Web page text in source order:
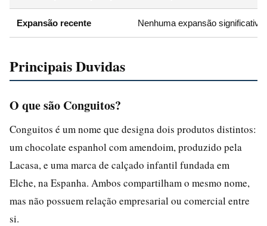
Expansão recente Nenhuma expansão significativa
Principais Duvidas
O que são Conguitos?
Conguitos é um nome que designa dois produtos distintos:
um chocolate espanhol com amendoim, produzido pela
Lacasa, e uma marca de calçado infantil fundada em
Elche, na Espanha. Ambos compartilham o mesmo nome,
mas não possuem relação empresarial ou comercial entre
si.